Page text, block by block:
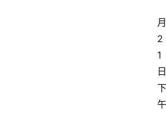
月
2
1
日
下
午